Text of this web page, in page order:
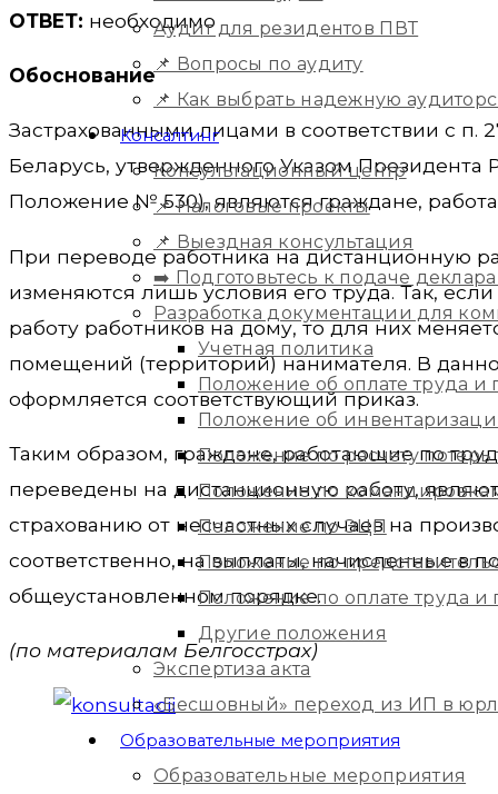
Аудит для резидентов ПВТ
📌 Вопросы по аудиту
📌 Как выбрать надежную
Консалтинг
Консультационный центр
📌 Налоговые проекты
📌 Выездная консультация
➡️ Подготовьтесь к подаче
Разработка документации для
Учетная политика
Положение об оплате труда
Положение об
Положение по расчету
Положение по
Положение по ЭЦП
Положение по
Положение по оплате труда
Другие положения
Экспертиза акта
«Бесшовный» переход из ИП в
Образовательные мероприятия
Образовательные мероприятия
ОТВЕТ: необходимо
Обоснование
Застрахованными лицами в соответствии с п.
Беларусь, утвержденного Указом Президента
Положение № 530), являются граждане,
При переводе работника на дистанционную
изменяются лишь условия его труда. Так,
работу работников на дому, то для них
помещений (территорий) нанимателя. В
оформляется соответствующий приказ.
Таким образом, граждане, работающие по
переведены на дистанционную работу,
страхованию от несчастных случаев на
соответственно, на выплаты, начисленные в
общеустановленном порядке.
(по материалам Белгосстрах)